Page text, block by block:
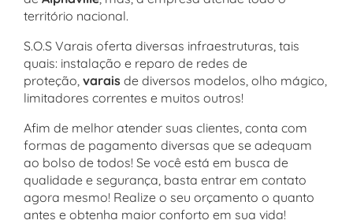
território nacional.
S.O.S Varais oferta diversas infraestruturas, tais
quais: instalação e reparo de redes de
proteção, varais de diversos modelos, olho mágico,
limitadores correntes e muitos outros!
Afim de melhor atender suas clientes, conta com
formas de pagamento diversas que se adequam
ao bolso de todos! Se você está em busca de
qualidade e segurança, basta entrar em contato
agora mesmo! Realize o seu orçamento o quanto
antes e obtenha maior conforto em sua vida!